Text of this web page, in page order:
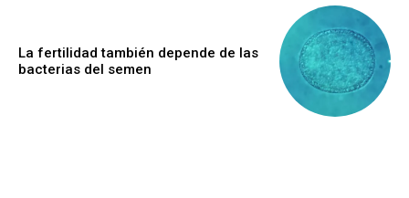
La fertilidad también depende de las
bacterias del semen